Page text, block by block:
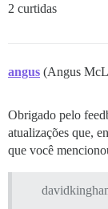
2 curtidas
angus (Angus
Obrigado pelo
atualizações que,
que você